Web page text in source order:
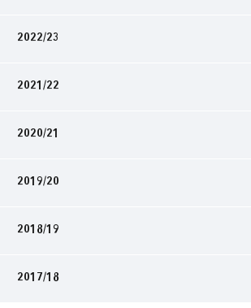
2022/23
2021/22
2020/21
2019/20
2018/19
2017/18